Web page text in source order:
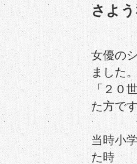
さよ
女優の
ました
「２０
た方で
当時小
た時